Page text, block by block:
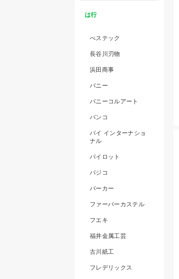
は行
べステック
長谷川刃物
浜田商事
バニー
バニーコルアート
バンコ
パイ インターナショ
ナル
パイロット
パジコ
パーカー
ファーバーカステル
フエキ
福井金属工芸
古川紙工
フレデリックス